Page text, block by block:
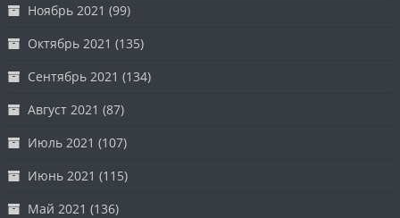
Ноябрь 2021 (99)
Октябрь 2021 (135)
Сентябрь 2021 (134)
Август 2021 (87)
Июль 2021 (107)
Июнь 2021 (115)
Май 2021 (136)